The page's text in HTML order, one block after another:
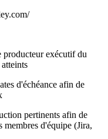
producteur exécutif du
d'échéance afin de
pertinents afin de
membres d'équipe (Jira,